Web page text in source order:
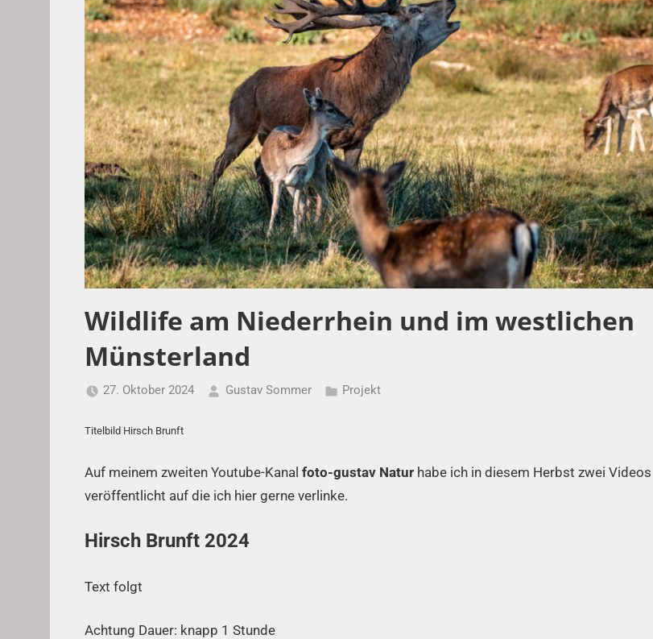
Wildlife am Niederrhein und im westlichen
Münsterland
27. Oktober 2024 Gustav Sommer Projekt
Titelbild Hirsch Brunft
Auf meinem zweiten Youtube-Kanal foto-gustav Naturhabe ich in diesem Herbst zwei Videos
veröffentlicht auf die ich hier gerne verlinke.
Hirsch Brunft 2024
Text folgt
Achtung Dauer: knapp 1 Stunde